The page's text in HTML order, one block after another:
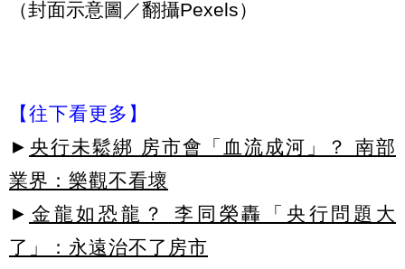
（封面示意圖／翻攝Pexels）
【往下看更多】
► 央行未鬆綁 房市會「血流成河」？ 南部
業界：樂觀不看壞
► 金龍如恐龍？ 李同榮轟「央行問題大
了」：永遠治不了房市